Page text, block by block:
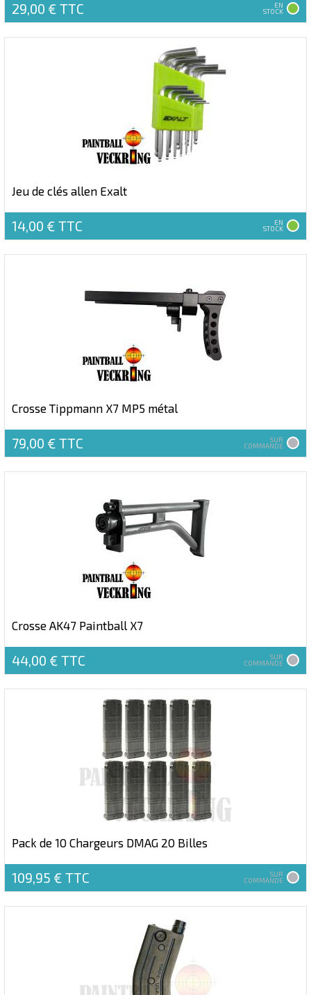
29,00 € TTC EN
STOCK
Jeu de clés allen Exalt
14,00 € TTC EN
STOCK
Crosse Tippmann X7 MP5 métal
79,00 € TTC SUR
COMMANDE
Crosse AK47 Paintball X7
44,00 € TTC SUR
COMMANDE
Pack de 10 Chargeurs DMAG 20 Billes
109,95 € TTC SUR
COMMANDE